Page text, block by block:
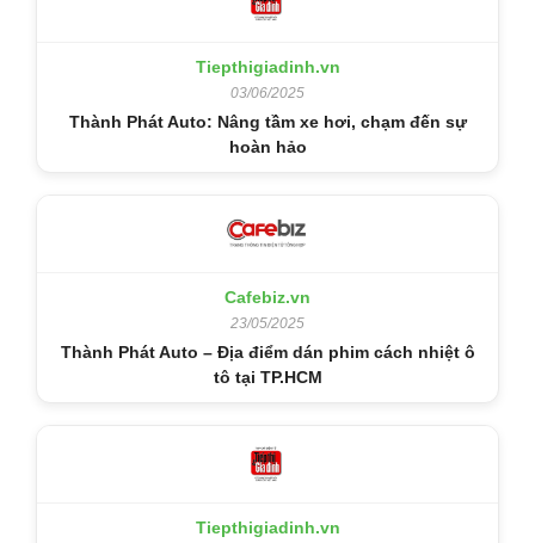
Tiepthigiadinh.vn
03/06/2025
Thành Phát Auto: Nâng tầm xe hơi, chạm đến sự
hoàn hảo
Cafebiz.vn
23/05/2025
Thành Phát Auto – Địa điểm dán phim cách nhiệt ô
tô tại TP.HCM
Tiepthigiadinh.vn